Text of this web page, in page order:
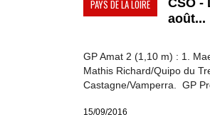
PAYS DE LA LOIRE
CSO -
août...
GP Amat 2 (1,10 m) : 1.
Mathis Richard/Quipo du
Castagne/Vamperra. GP
15/09/2016